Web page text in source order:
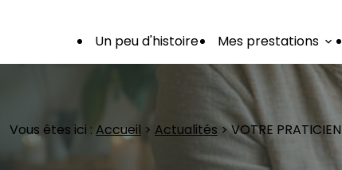
Un peu d'histoire
Mes prestations
Vous êtes ici : Accueil > Actualités > VOTRE